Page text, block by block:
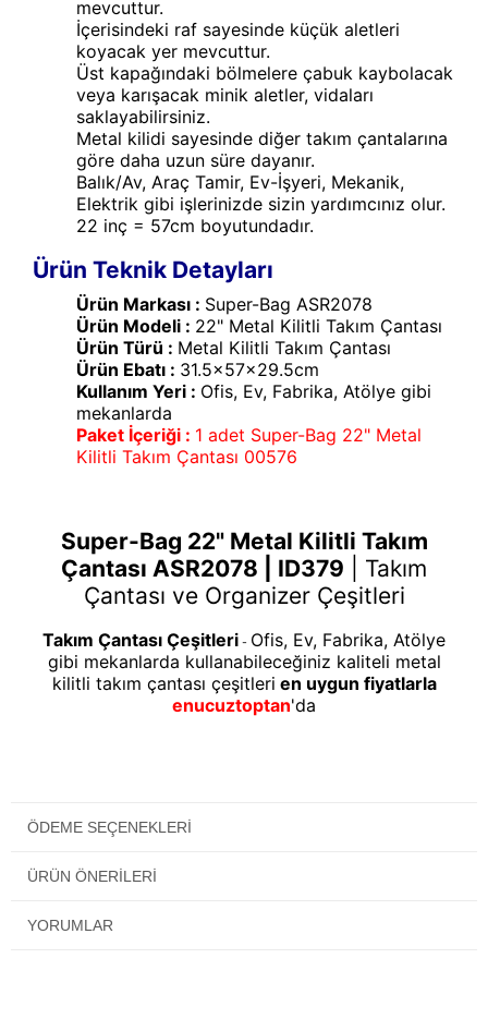
mevcuttur.
İçerisindeki raf sayesinde küçük aletleri
koyacak yer mevcuttur.
Üst kapağındaki bölmelere çabuk kaybolacak
veya karışacak minik aletler, vidaları
saklayabilirsiniz.
Metal kilidi sayesinde diğer takım çantalarına
göre daha uzun süre dayanır.
Balık/Av, Araç Tamir, Ev-İşyeri, Mekanik,
Elektrik gibi işlerinizde sizin yardımcınız olur.
22 inç = 57cm boyutundadır.
Ürün Teknik Detayları
Ürün Markası : Super-Bag ASR2078
Ürün Modeli : 22" Metal Kilitli Takım Çantası
Ürün Türü : Metal Kilitli Takım Çantası
Ürün Ebatı : 31.5x57x29.5cm
Kullanım Yeri : Ofis, Ev, Fabrika, Atölye gibi
mekanlarda
Paket İçeriği : 1 adet Super-Bag 22" Metal
Kilitli Takım Çantası 00576
Super-Bag 22" Metal Kilitli Takım
Çantası ASR2078 | ID379
Takım
Çantası ve Organizer Çeşitleri
Takım Çantası Çeşitleri - Ofis, Ev, Fabrika, Atölye
gibi mekanlarda kullanabileceğiniz kaliteli metal
kilitli takım çantası çeşitleri en uygun fiyatlarla
enucuztoptan'da
ÖDEME SEÇENEKLERI
ÜRÜN ÖNERILERI
YORUMLAR